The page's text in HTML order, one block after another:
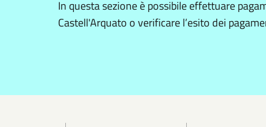
In questa sezione è possibile effettuare
Castell'Arquato o verificare l’esito dei